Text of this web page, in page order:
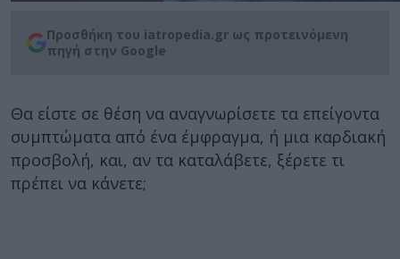
Προσθήκη του iatropedia.gr ως προτεινόμενη
πηγή στην Google
Θα είστε σε θέση να αναγνωρίσετε τα επείγοντα
συμπτώματα από ένα έμφραγμα, ή μια καρδιακή
προσβολή, και, αν τα καταλάβετε, ξέρετε τι
πρέπει να κάνετε;